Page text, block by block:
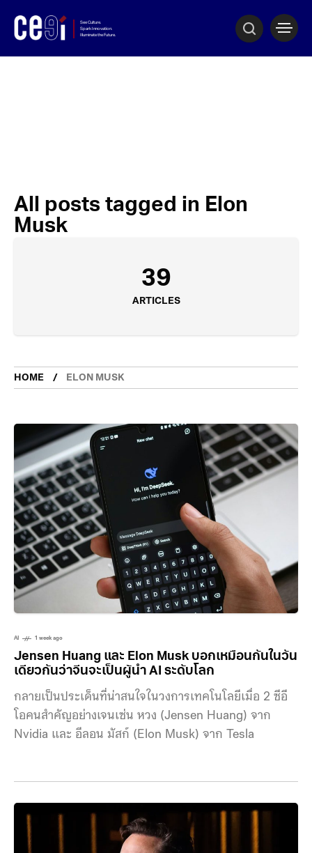
All posts tagged in Elon
Musk
39
ARTICLES
HOME ELON MUSK
AI 1 week ago
Jensen Huang และ Elon Musk บอกเหมือนกันในวัน
เดียวกันว่าจีนจะเป็นผู้นำ AI ระดับโลก
กลายเป็นประเด็นที่น่าสนใจในวงการเทคโนโลยีเมื่อ 2 ซีอี
โอคนสำคัญอย่างเจนเซ่น หวง (Jensen Huang) จาก
Nvidia และ อีลอน มัสก์ (Elon Musk) จาก Tesla